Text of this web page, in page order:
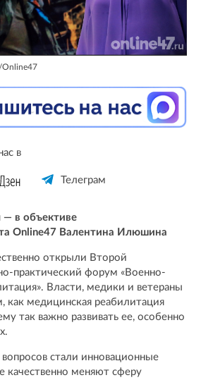
в
Телеграм
в объективе
Online47 Валентина Илюшина
открыли Второй
практический форум «Военно-
Власти, медики и ветераны
медицинская реабилитация
так важно развивать ее, особенно
стали инновационные
качественно меняют сферу